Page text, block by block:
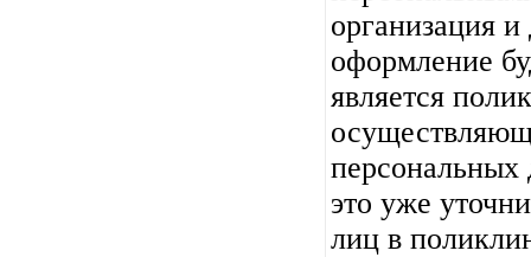
организация
оформление
является
это уже
лиц в